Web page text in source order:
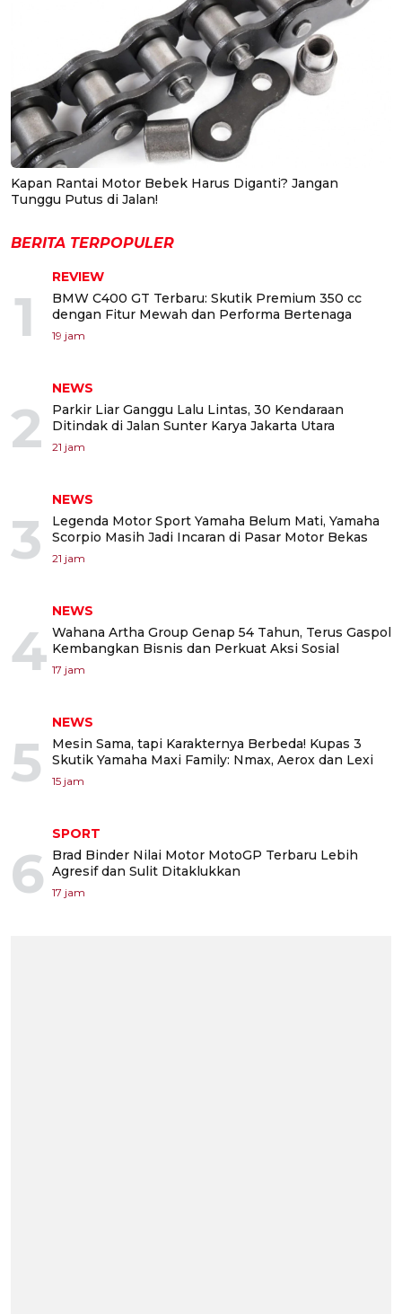
Kapan Rantai Motor Bebek Harus Diganti? Jangan
Tunggu Putus di Jalan!
BERITA TERPOPULER
1
REVIEW
BMW C400 GT Terbaru: Skutik Premium 350 cc
dengan Fitur Mewah dan Performa Bertenaga
19 jam
2
NEWS
Parkir Liar Ganggu Lalu Lintas, 30 Kendaraan
Ditindak di Jalan Sunter Karya Jakarta Utara
21 jam
3
NEWS
Legenda Motor Sport Yamaha Belum Mati, Yamaha
Scorpio Masih Jadi Incaran di Pasar Motor Bekas
21 jam
4
NEWS
Wahana Artha Group Genap 54 Tahun, Terus Gaspol
Kembangkan Bisnis dan Perkuat Aksi Sosial
17 jam
5
NEWS
Mesin Sama, tapi Karakternya Berbeda! Kupas 3
Skutik Yamaha Maxi Family: Nmax, Aerox dan Lexi
15 jam
6
SPORT
Brad Binder Nilai Motor MotoGP Terbaru Lebih
Agresif dan Sulit Ditaklukkan
17 jam